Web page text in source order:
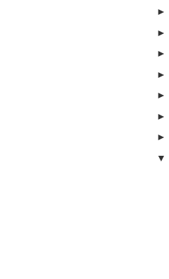
►
►
►
►
►
►
►
▼